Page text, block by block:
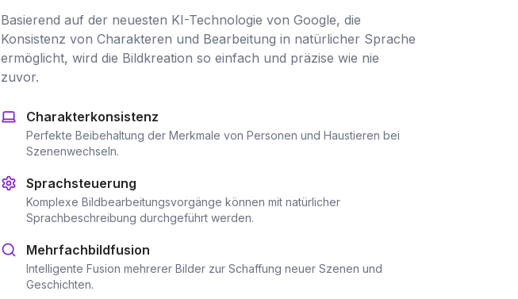
Basierend auf der neuesten KI-Technologie von Google, die
Konsistenz von Charakteren und Bearbeitung in natürlicher Sprache
ermöglicht, wird die Bildkreation so einfach und präzise wie nie
zuvor.
Charakterkonsistenz
Perfekte Beibehaltung der Merkmale von Personen und Haustieren bei
Szenenwechseln.
Sprachsteuerung
Komplexe Bildbearbeitungsvorgänge können mit natürlicher
Sprachbeschreibung durchgeführt werden.
Mehrfachbildfusion
Intelligente Fusion mehrerer Bilder zur Schaffung neuer Szenen und
Geschichten.